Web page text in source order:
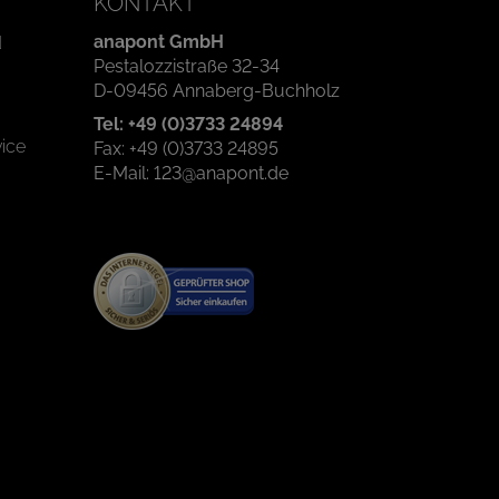
anapont GmbH
Pestalozzistraße 32-34
D-09456 Annaberg-Buchholz
Tel: +49 (0)3733 24894
Fax: +49 (0)3733 24895
E-Mail: 123@anapont.de